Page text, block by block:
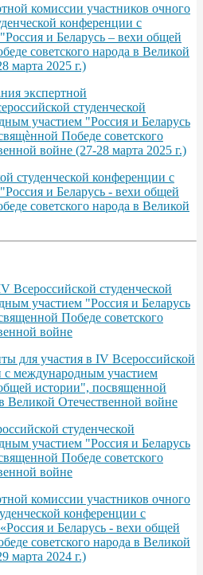
комиссии участников очного
конференции с
и Беларусь – вехи общей
советского народа в Великой
марта 2025 г.)
экспертной
студенческой
участием "Россия и Беларусь
Победе советского
войне (27-28 марта 2025 г.)
студенческой конференции с
и Беларусь - вехи общей
советского народа в Великой
Всероссийской студенческой
участием "Россия и Беларусь
Победе советского
войне
для участия в IV Всероссийской
с международным участием
истории", посвященной
Великой Отечественной войне
студенческой
участием "Россия и Беларусь
Победе советского
войне
комиссии участников очного
конференции с
и Беларусь - вехи общей
советского народа в Великой
марта 2024 г.)